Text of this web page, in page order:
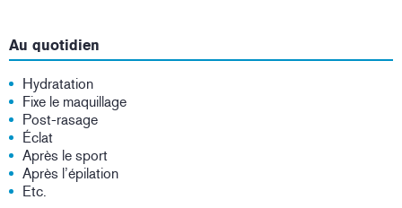
Au quotidien
Hydratation
Fixe le maquillage
Post-rasage
Éclat
Après le sport
Après l’épilation
Etc.